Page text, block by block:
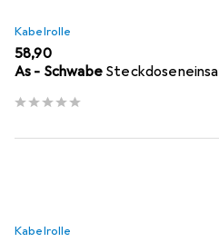
Kabelrolle
EUR
58,90
As - Schwabe
Kabelrolle